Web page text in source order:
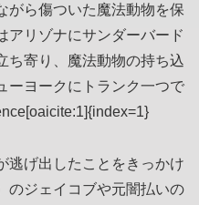
がら傷ついた魔法動物を保
アリゾナにサンダーバード
ち寄り、魔法動物の持ち込
ーヨークにトランク一つで
逃げ出したことをきっかけ
のジェイコブや元闇払いの